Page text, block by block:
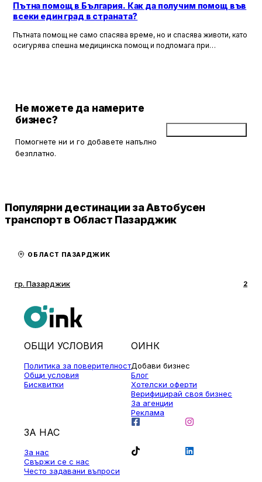
Пътна помощ в България. Как да получим помощ във
всеки един град в страната?
Пътната помощ не само спасява време, но и спасява животи, като
осигурява спешна медицинска помощ и подпомага при
Не можете да намерите
бизнес?
Помогнете ни и го добавете напълно
безплатно.
Популярни дестинации за Автобусен
транспорт в Област Пазарджик
ОБЛАСТ ПАЗАРДЖИК
гр. Пазарджик 2
ОБЩИ УСЛОВИЯ
Политика за поверителност
Общи условия
Бисквитки
ОИНК
Добави бизнес
Блог
Хотелски оферти
Верифицирай своя бизнес
За агенции
Реклама
ЗА НАС
За нас
Свържи се с нас
Често задавани въпроси